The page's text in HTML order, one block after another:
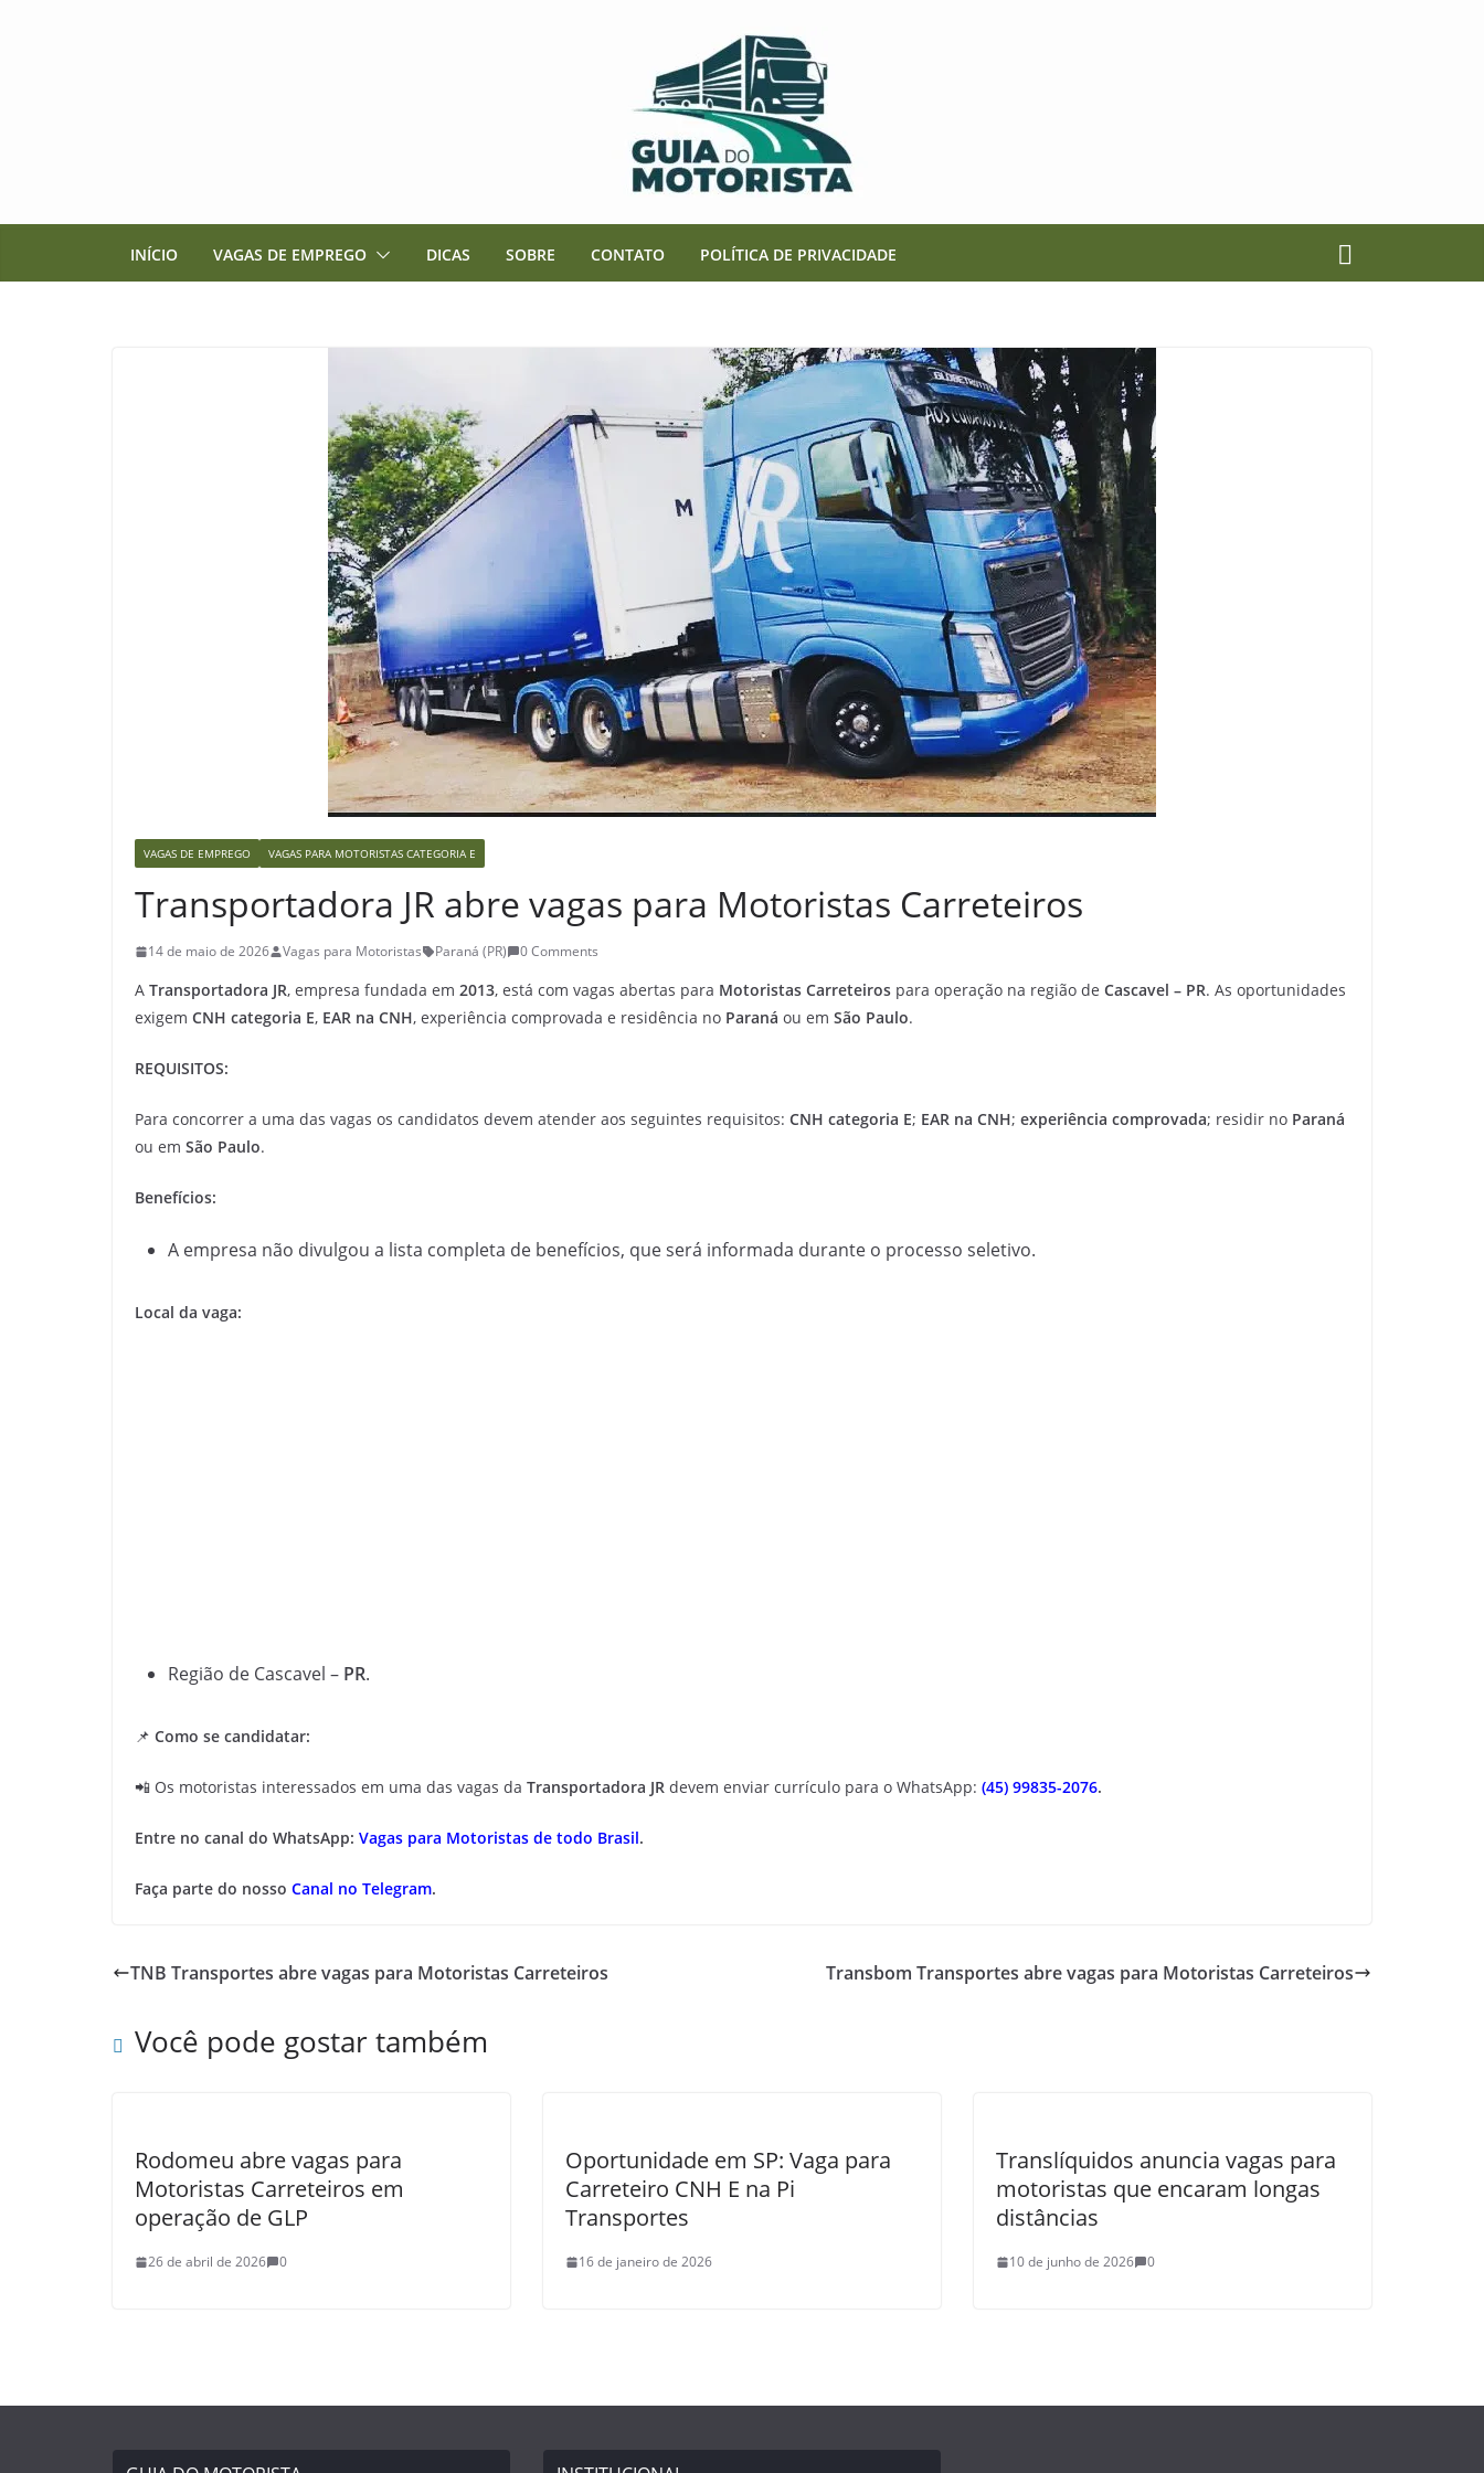
INÍCIO VAGAS DE EMPREGO DICAS SOBRE CONTATO POLÍTICA DE PRIVACIDADE
VAGAS DE EMPREGO VAGAS PARA MOTORISTAS CATEGORIA E
Transportadora JR abre vagas para Motoristas Carreteiros
14 de maio de 2026 Vagas para Motoristas Paraná (PR) 0 Comments
A Transportadora JR, empresa fundada em 2013, está com vagas abertas para Motoristas Carreteiros para operação na região de Cascavel – PR. As oportunidades
exigem CNH categoria E, EAR na CNH, experiência comprovada e residência no Paraná ou em São Paulo.
REQUISITOS:
Para concorrer a uma das vagas os candidatos devem atender aos seguintes requisitos: CNH categoria E; EAR na CNH; experiência comprovada; residir no Paraná
ou em São Paulo.
Benefícios:
A empresa não divulgou a lista completa de benefícios, que será informada durante o processo seletivo.
Local da vaga:
Região de Cascavel – PR.
📌 Como se candidatar:
📲 Os motoristas interessados em uma das vagas da Transportadora JR devem enviar currículo para o WhatsApp: (45) 99835-2076.
Entre no canal do WhatsApp: Vagas para Motoristas de todo Brasil.
Faça parte do nosso Canal no Telegram.
TNB Transportes abre vagas para Motoristas Carreteiros Transbom Transportes abre vagas para Motoristas Carreteiros
Você pode gostar também
Rodomeu abre vagas para
Motoristas Carreteiros em
operação de GLP
26 de abril de 2026 0
Oportunidade em SP: Vaga para
Carreteiro CNH E na Pi
Transportes
16 de janeiro de 2026
Translíquidos anuncia vagas para
motoristas que encaram longas
distâncias
10 de junho de 2026 0